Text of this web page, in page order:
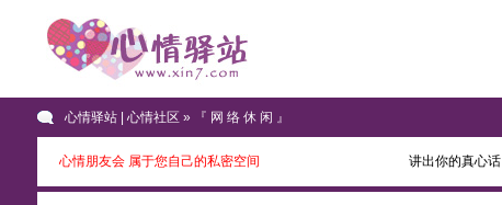
心情驿站 | 心情社区 » 『 网 络 休 闲 』
心情朋友会 属于您自己的私密空间 讲出你的真心话